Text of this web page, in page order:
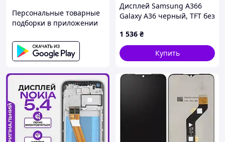
Персональные товарные
подборки в приложении
Дисплей Samsung A366
Galaxy A36 черный, TFT без
пальца, с рамкой
фиолетового цвета,
Lavender
1 536 ₴
Купить